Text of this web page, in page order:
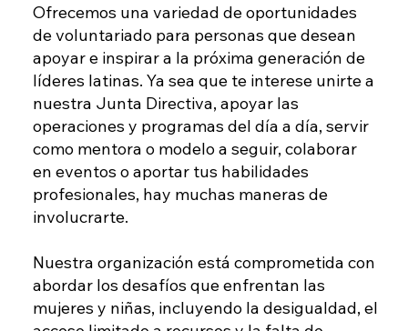
Ofrecemos una variedad de oportunidades
de voluntariado para personas que desean
apoyar e inspirar a la próxima generación de
líderes latinas. Ya sea que te interese unirte a
nuestra Junta Directiva, apoyar las
operaciones y programas del día a día, servir
como mentora o modelo a seguir, colaborar
en eventos o aportar tus habilidades
profesionales, hay muchas maneras de
involucrarte.
Nuestra organización está comprometida con
abordar los desafíos que enfrentan las
mujeres y niñas, incluyendo la desigualdad, el